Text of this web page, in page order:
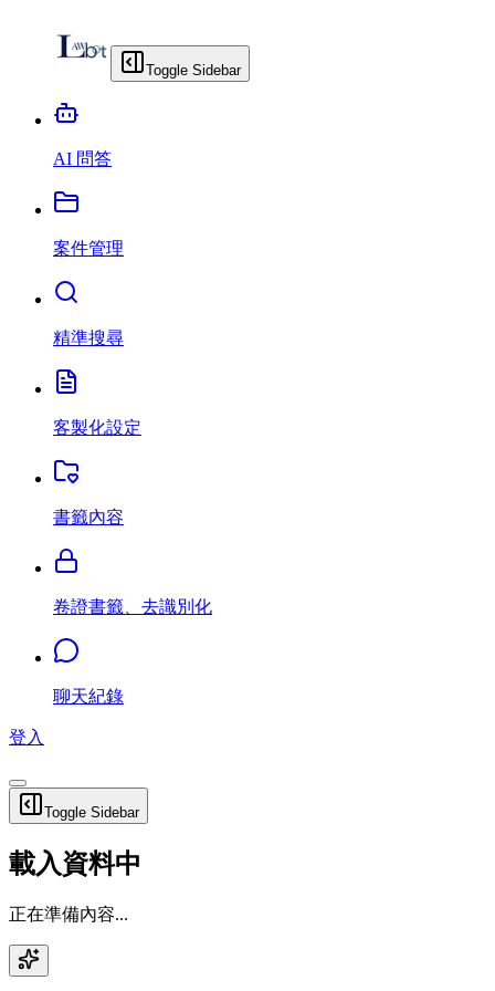
Toggle Sidebar
AI 問答
案件管理
精準搜尋
客製化設定
書籤內容
卷證書籤、去識別化
聊天紀錄
登入
Toggle Sidebar
載入資料中
正在準備內容...